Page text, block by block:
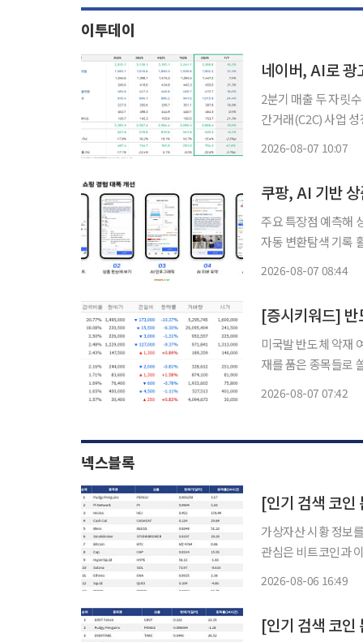
이투데이
네이버, AI로
2분기 매출 두 자릿수 성장…영업익은
간거래(C2C) 사업 성장에
2026-08-07 10:07
쿠팡, AI 기반
주요 특장점 예측해
자동 변환탐색 기록 활용해 연
2026-08-07 08:44
미국발 반도체 악재
재를 품은 종목들로 쏠리고 있다. 7일 금융투자업계에 따
2026-08-07 07:42
넥스블록
가상자산 시황 정보
관심은 비트코인과
2026-08-06 16:49